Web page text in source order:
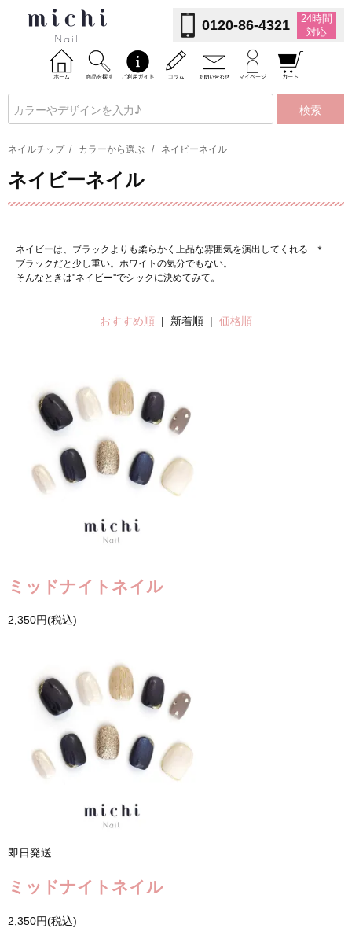
0120-86-4321
24時間
対応
検索
ネイルチップ / カラーから選ぶ / ネイビーネイル
ネイビーネイル
ネイビーは、ブラックよりも柔らかく上品な雰囲気を演出してくれる...＊
ブラックだと少し重い。ホワイトの気分でもない。
そんなときは''ネイビー''でシックに決めてみて。
おすすめ順 | 新着順 | 価格順
ミッドナイトネイル
2,350円(税込)
即日発送
ミッドナイトネイル
2,350円(税込)